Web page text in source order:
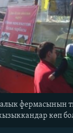
фермасынын
көп